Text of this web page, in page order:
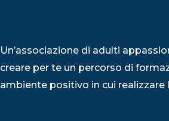
Un’associazione di adulti
creare per te un percorso di
ambiente positivo in cui realizzare